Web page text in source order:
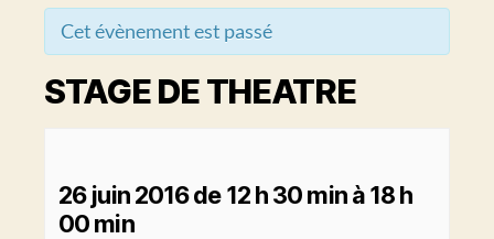
Cet évènement est passé
STAGE DE THEATRE
26 juin 2016 de 12 h 30 minà18 h
00 min